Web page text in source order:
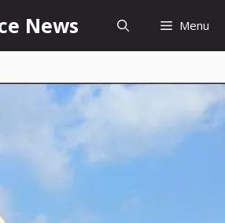
News Menu